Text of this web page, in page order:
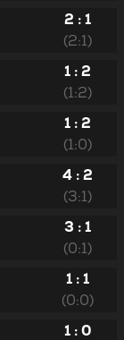
2 : 1
(2:1)
1 : 2
(1:2)
1 : 2
(1:0)
4 : 2
(3:1)
3 : 1
(0:1)
1 : 1
(0:0)
1 : 0